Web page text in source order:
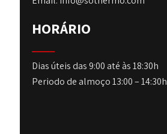
HORÁRIO
Dias úteis das 9:00 até às 18:30h
Periodo de almoço 13:00 – 14:30h